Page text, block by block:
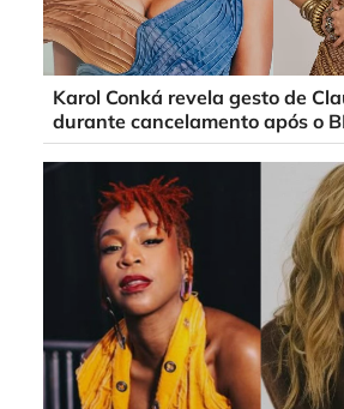
Karol Conká revela gesto de
durante cancelamento após o